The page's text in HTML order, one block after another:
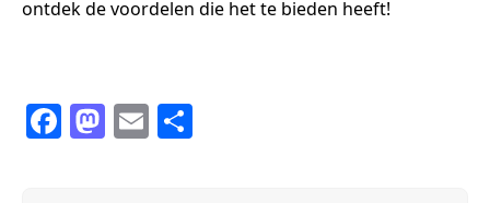
ontdek de voordelen die het te bieden heeft!
F
M E